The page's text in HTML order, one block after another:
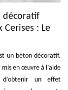
décoratif
: Le
un béton décoratif.
en œuvre à l’aide
d’obtenir un effet